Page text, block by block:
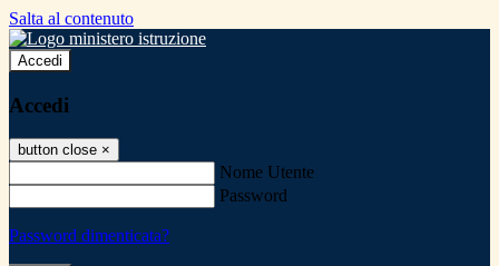
Salta al contenuto
Accedi
Accedi
button close ×
Nome Utente
Password
Password dimenticata?